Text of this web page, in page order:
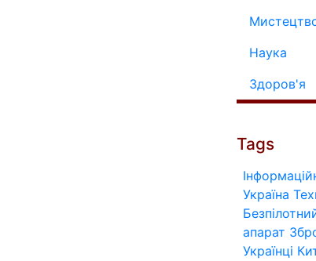
Наука
Здоров'я
Tags
Україна
апарат
Українці